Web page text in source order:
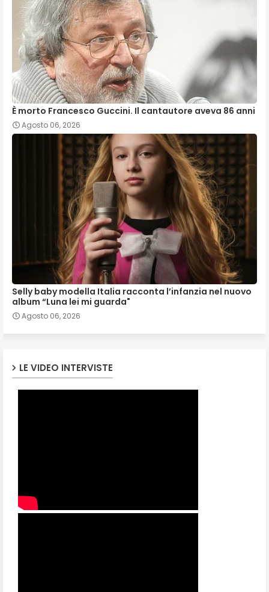
È morto Francesco Guccini. Il cantautore aveva 86 anni
Agosto 06, 2026
Selly baby modella Italia racconta l’infanzia nel nuovo
album “Luna lei mi guarda"
Agosto 06, 2026
LE VIDEO INTERVISTE